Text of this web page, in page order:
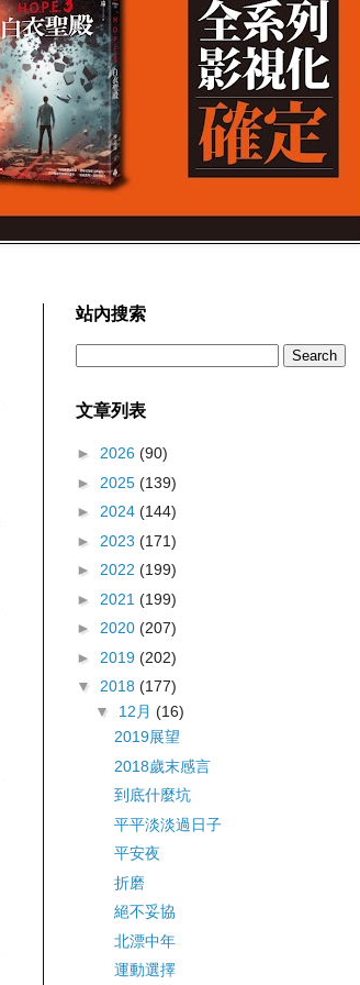
站內搜索
文章列表
► 2026 (90)
► 2025 (139)
► 2024 (144)
► 2023 (171)
► 2022 (199)
► 2021 (199)
► 2020 (207)
► 2019 (202)
▼ 2018 (177)
▼ 12月 (16)
2019展望
2018歲末感言
到底什麼坑
平平淡淡過日子
平安夜
折磨
絕不妥協
北漂中年
運動選擇